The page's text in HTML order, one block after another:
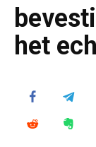
het